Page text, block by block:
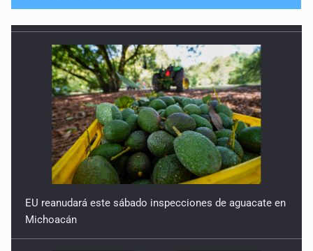
No hay problema de salud
11 de Julio de 2026
Detienen en Tlajomulco a hombre con dos armas de fuego
y más de 50 cartuchos
10 de Julio de 2026
Instalan mesa de seguridad para conductores de ERT
9 de Julio de 2026
Que tiradero
10 de Julio de 2026
EU reanudará este sábado inspecciones de aguacate en
Michoacán